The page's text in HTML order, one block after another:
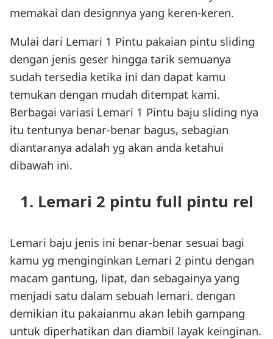
memakai dan designnya yang keren-keren.
Mulai dari Lemari 1 Pintu pakaian pintu sliding
dengan jenis geser hingga tarik semuanya
sudah tersedia ketika ini dan dapat kamu
temukan dengan mudah ditempat kami.
Berbagai variasi Lemari 1 Pintu baju sliding nya
itu tentunya benar-benar bagus, sebagian
diantaranya adalah yg akan anda ketahui
dibawah ini.
1. Lemari 2 pintu full pintu rel
Lemari baju jenis ini benar-benar sesuai bagi
kamu yg menginginkan Lemari 2 pintu dengan
macam gantung, lipat, dan sebagainya yang
menjadi satu dalam sebuah lemari. dengan
demikian itu pakaianmu akan lebih gampang
untuk diperhatikan dan diambil layak keinginan.